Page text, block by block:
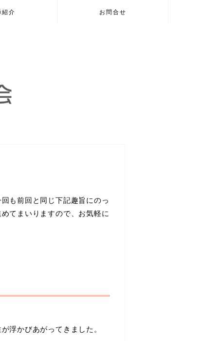
紹介 お問合せ
も前回と同じ下記趣旨にのっ
てまいりますので、お気軽に
浮かびあがってきました。